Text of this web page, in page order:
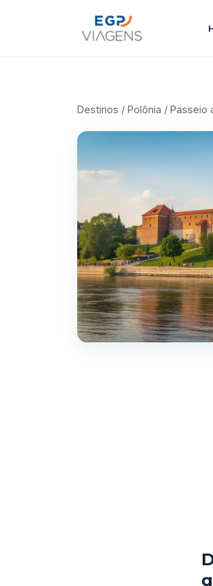
Destinos / Polônia / Passeio